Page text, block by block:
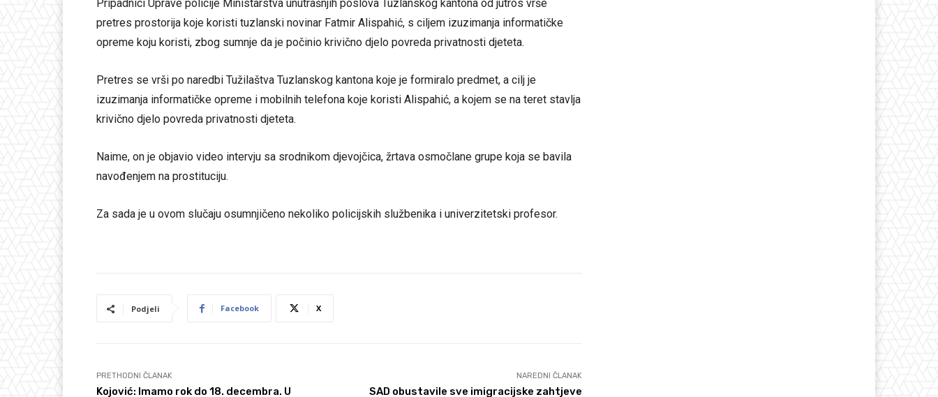
Pripadnici Uprave policije Ministarstva unutrašnjih poslova Tuzlanskog kantona od jutros vrše
pretres prostorija koje koristi tuzlanski novinar Fatmir Alispahić, s ciljem izuzimanja informatičke
opreme koju koristi, zbog sumnje da je počinio krivično djelo povreda privatnosti djeteta.
Pretres se vrši po naredbi Tužilaštva Tuzlanskog kantona koje je formiralo predmet, a cilj je
izuzimanja informatičke opreme i mobilnih telefona koje koristi Alispahić, a kojem se na teret stavlja
krivično djelo povreda privatnosti djeteta.
Naime, on je objavio video intervju sa srodnikom djevojčica, žrtava osmočlane grupe koja se bavila
navođenjem na prostituciju.
Za sada je u ovom slučaju osumnjičeno nekoliko policijskih službenika i univerzitetski profesor.
Podjeli Facebook X
PRETHODNI ČLANAK
Kojović: Imamo rok do 18. decembra. U
NAREDNI ČLANAK
SAD obustavile sve imigracijske zahtjeve